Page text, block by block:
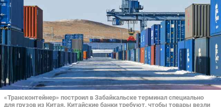
«Трансконтейнер» построил в Забайкальске терминал специально
для грузов из Китая. Китайские банки требуют, чтобы товары везли